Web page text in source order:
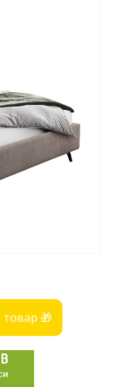
товар 🎁